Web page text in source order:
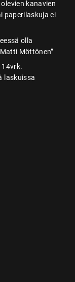
kanavien
paperilaskuja ei
olla
Möttönen”
laskuissa